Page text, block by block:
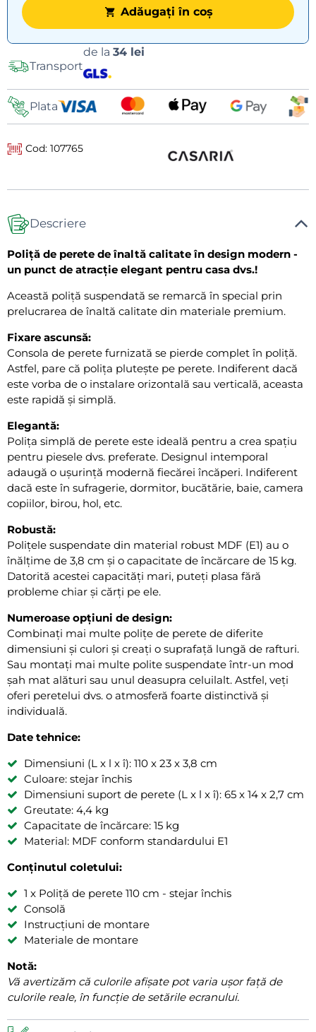
Adăugați în coș
Transport
de la 34 lei
Plata
Cod: 107765
Descriere
Poliță de perete de înaltă calitate în design modern -
un punct de atracție elegant pentru casa dvs.!
Această poliță suspendată se remarcă în special prin
prelucrarea de înaltă calitate din materiale premium.
Fixare ascunsă:
Consola de perete furnizată se pierde complet în poliță.
Astfel, pare că polița plutește pe perete. Indiferent dacă
este vorba de o instalare orizontală sau verticală, aceasta
este rapidă și simplă.
Elegantă:
Polița simplă de perete este ideală pentru a crea spațiu
pentru piesele dvs. preferate. Designul intemporal
adaugă o ușurință modernă fiecărei încăperi. Indiferent
dacă este în sufragerie, dormitor, bucătărie, baie, camera
copiilor, birou, hol, etc.
Robustă:
Polițele suspendate din material robust MDF (E1) au o
înălțime de 3,8 cm și o capacitate de încărcare de 15 kg.
Datorită acestei capacități mari, puteți plasa fără
probleme chiar și cărți pe ele.
Numeroase opțiuni de design:
Combinați mai multe polițe de perete de diferite
dimensiuni și culori și creați o suprafață lungă de rafturi.
Sau montați mai multe polite suspendate într-un mod
șah mat alături sau unul deasupra celuilalt. Astfel, veți
oferi peretelui dvs. o atmosferă foarte distinctivă și
individuală.
Date tehnice:
Dimensiuni (L x l x î): 110 x 23 x 3,8 cm
Culoare: stejar închis
Dimensiuni suport de perete (L x l x î): 65 x 14 x 2,7 cm
Greutate: 4,4 kg
Capacitate de încărcare: 15 kg
Material: MDF conform standardului E1
Conținutul coletului:
1 x Poliță de perete 110 cm - stejar închis
Consolă
Instrucțiuni de montare
Materiale de montare
Notă:
Vă avertizăm că culorile afișate pot varia ușor față de
culorile reale, în funcție de setările ecranului.